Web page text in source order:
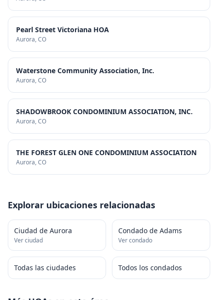
Pearl Street Victoriana HOA
Aurora, CO
Waterstone Community Association, Inc.
Aurora, CO
SHADOWBROOK CONDOMINIUM ASSOCIATION, INC.
Aurora, CO
THE FOREST GLEN ONE CONDOMINIUM ASSOCIATION
Aurora, CO
Explorar ubicaciones relacionadas
Ciudad de Aurora
Ver ciudad
Condado de Adams
Ver condado
Todas las ciudades Todos los condados